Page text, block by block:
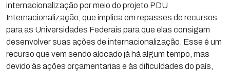
internacionalização por meio do projeto PDU
Internacionalização, que implica em repasses de recursos
para as Universidades Federais para que elas consigam
desenvolver suas ações de internacionalização. Esse é um
recurso que vem sendo alocado já há algum tempo, mas
devido às ações orçamentarias e às dificuldades do país,